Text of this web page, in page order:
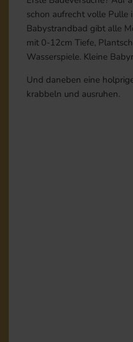
schon aufrecht volle Pulle
Babystrandbad gibt alle
mit 0-12cm Tiefe,
Wasserspiele. Kleine
Und daneben eine
krabbeln und ausruhen.